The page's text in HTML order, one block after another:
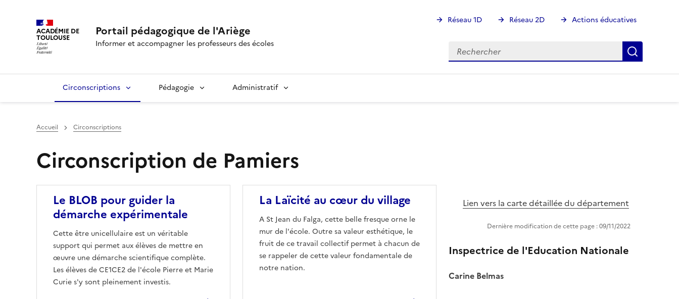
ACADÉMIE DE
TOULOUSE Portail pédagogique de l'Ariège
Informer et accompagner les professeurs des écoles
Réseau 1D Réseau 2D Actions éducatives
Rechercher
Rechercher
Circonscriptions Pédagogie Administratif
Accueil Circonscriptions
Circonscription de Pamiers
Le BLOB pour guider la
démarche expérimentale
Cette être unicellulaire est un véritable
support qui permet aux élèves de mettre en
œuvre une démarche scientifique complète.
Les élèves de CE1CE2 de l'école Pierre et Marie
Curie s'y sont pleinement investis.
La Laïcité au cœur du village
A St Jean du Falga, cette belle fresque orne le
mur de l'école. Outre sa valeur esthétique, le
fruit de ce travail collectif permet à chacun de
se rappeler de cette valeur fondamentale de
notre nation.
Lien vers la carte détaillée du département
Dernière modification de cette page : 09/11/2022
Inspectrice de l'Education Nationale
Carine Belmas